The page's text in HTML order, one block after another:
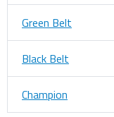
Green Belt
Black Belt
Champion